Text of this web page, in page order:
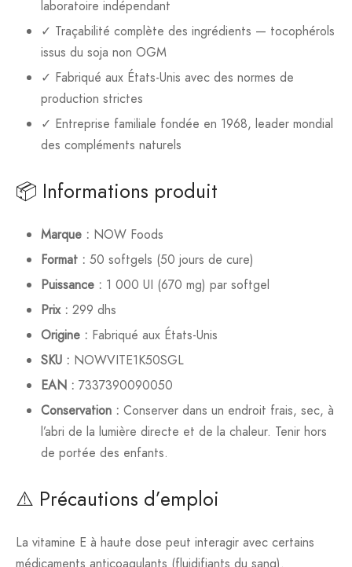
laboratoire indépendant
✓ Traçabilité complète des ingrédients — tocophérols
issus du soja non OGM
✓ Fabriqué aux États-Unis avec des normes de
production strictes
✓ Entreprise familiale fondée en 1968, leader mondial
des compléments naturels
📦 Informations produit
Marque : NOW Foods
Format : 50 softgels (50 jours de cure)
Puissance : 1 000 UI (670 mg) par softgel
Prix : 299 dhs
Origine : Fabriqué aux États-Unis
SKU : NOWVITE1K50SGL
EAN : 7337390090050
Conservation : Conserver dans un endroit frais, sec, à
l’abri de la lumière directe et de la chaleur. Tenir hors
de portée des enfants.
⚠️ Précautions d’emploi
La vitamine E à haute dose peut interagir avec certains